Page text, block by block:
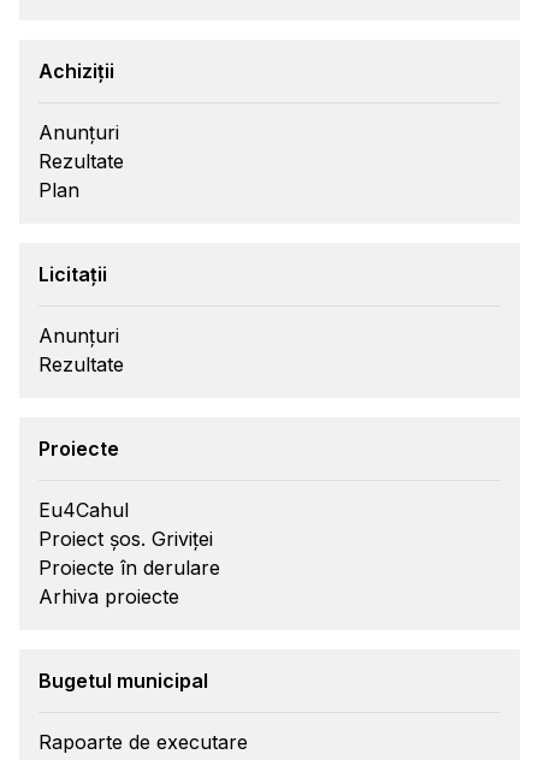
Achiziții
Anunțuri
Rezultate
Plan
Licitații
Anunțuri
Rezultate
Proiecte
Eu4Cahul
Proiect șos. Griviței
Proiecte în derulare
Arhiva proiecte
Bugetul municipal
Rapoarte de executare